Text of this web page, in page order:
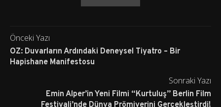
Önceki Yazı
OZ: Duvarların Ardındaki Deneysel Tiyatro – Bir
Hapishane Manifestosu
Sonraki Yazı
Emin Alper’in Yeni Filmi “Kurtuluş” Berlin Film